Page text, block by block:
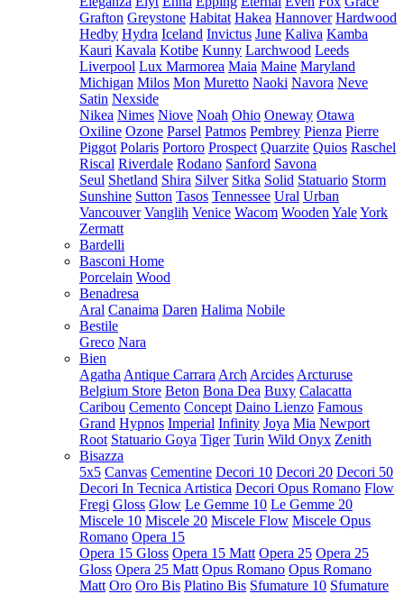
Grafton Greystone Habitat Hakea Hannover Hardwood
Hedby Hydra Iceland Invictus June Kaliva Kamba
Kauri Kavala Kotibe Kunny Larchwood Leeds
Liverpool Lux Marmorea Maia Maine Maryland
Michigan Milos Mon Muretto Naoki Navora Neve
Satin Nexside
Nikea Nimes Niove Noah Ohio Oneway Otawa
Oxiline Ozone Parsel Patmos Pembrey Pienza Pierre
Piggot Polaris Portoro Prospect Quarzite Quios Raschel
Riscal Riverdale Rodano Sanford Savona
Seul Shetland Shira Silver Sitka Solid Statuario Storm
Sunshine Sutton Tasos Tennessee Ural Urban
Vancouver Vanglih Venice Wacom Wooden YaleYork
Zermatt
Bardelli
Basconi Home
Porcelain Wood
Benadresa
Aral Canaima Daren Halima Nobile
Bestile
Greco Nara
Bien
Agatha Antique Carrara Arch Arcides Arcturuse
Belgium Store Beton Bona Dea Buxy Calacatta
Caribou Cemento Concept Daino Lienzo Famous
Grand Hypnos Imperial Infinity Joya Mia Newport
Root Statuario Goya Tiger Turin Wild Onyx Zenith
Bisazza
5x5 Canvas Cementine Decori 10 Decori 20 Decori 50
Decori In Tecnica Artistica Decori Opus Romano Flow
Fregi Gloss Glow Le Gemme 10 Le Gemme 20
Miscele 10 Miscele 20 Miscele Flow Miscele Opus
Romano Opera 15
Opera 15 Gloss Opera 15 Matt Opera 25 Opera 25
Gloss Opera 25 Matt Opus Romano Opus Romano
Matt Oro Oro Bis Platino Bis Sfumature 10 Sfumature